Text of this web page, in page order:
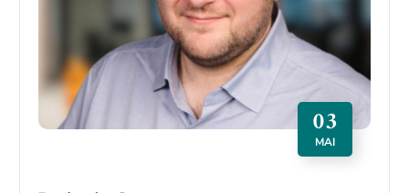
03
MAI